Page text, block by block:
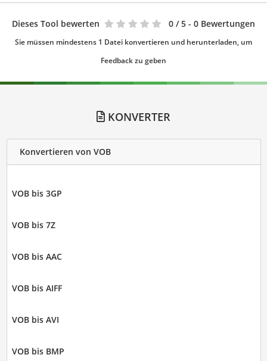
Dieses Tool bewerten 0 / 5 - 0 Bewertungen
Sie müssen mindestens 1 Datei konvertieren und herunterladen, um
Feedback zu geben
KONVERTER
Konvertieren von VOB
VOB bis 3GP
VOB bis 7Z
VOB bis AAC
VOB bis AIFF
VOB bis AVI
VOB bis BMP